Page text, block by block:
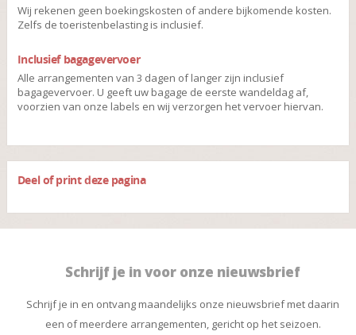
Wij rekenen geen boekingskosten of andere bijkomende kosten.
Zelfs de toeristenbelasting is inclusief.
Inclusief bagagevervoer
Alle arrangementen van 3 dagen of langer zijn inclusief
bagagevervoer. U geeft uw bagage de eerste wandeldag af,
voorzien van onze labels en wij verzorgen het vervoer hiervan.
Deel of print deze pagina
Schrijf je in voor onze nieuwsbrief
Schrijf je in en ontvang maandelijks onze nieuwsbrief met daarin
een of meerdere arrangementen, gericht op het seizoen.